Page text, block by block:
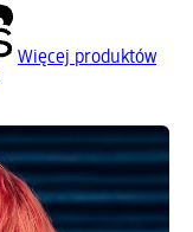
Więcej produktów